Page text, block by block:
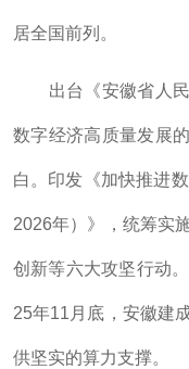
居全国前列。
出台《安徽省人民
数字经济高质量发展
白。印发《加快推进
2026年）》，统筹实
创新等六大攻坚行动
25年11月底，安徽建
供坚实的算力支撑。